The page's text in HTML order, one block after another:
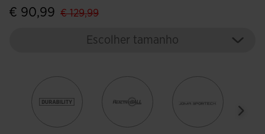
€ 90,99 label.price.reduced.from
€ 129,99
Escolher tamanho